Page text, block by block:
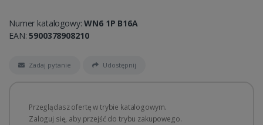
Numer katalogowy:WN6 1P B16A
EAN:5900378908210
Zadaj pytanie Udostępnij
Przeglądasz ofertę w trybie katalogowym.
Zaloguj się, aby przejść do trybu zakupowego.